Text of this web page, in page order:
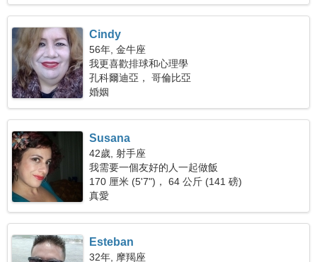
Cindy
56年, 金牛座
我更喜歡排球和心理學
孔科爾迪亞， 哥倫比亞
婚姻
Susana
42歲, 射手座
我需要一個友好的人一起做飯
170 厘米 (5'7")， 64 公斤 (141 磅)
真愛
Esteban
32年, 摩羯座